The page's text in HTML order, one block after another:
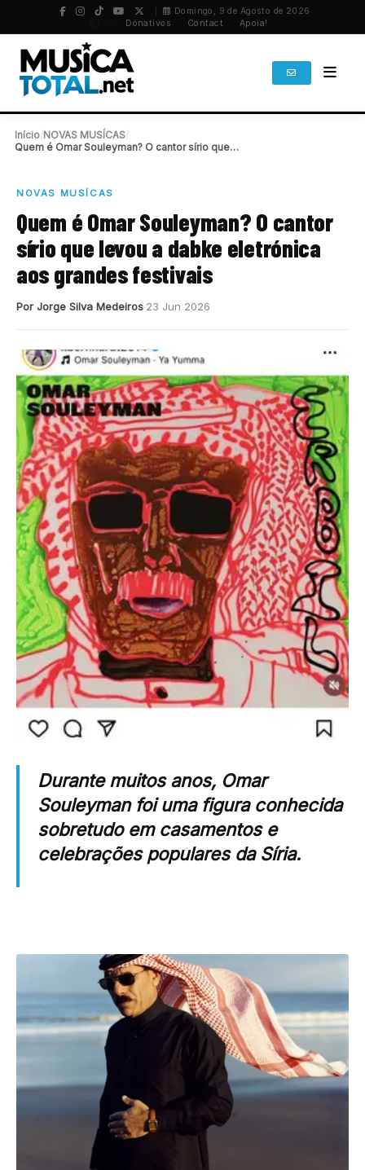
Domingo, 9 de Agosto de 2026
Donativos Contact Apoia!
Início NOVAS MUSÍCAS
Quem é Omar Souleyman? O cantor sírio que…
NOVAS MUSÍCAS
Quem é Omar Souleyman? O cantor
sírio que levou a dabke eletrónica
aos grandes festivais
Por Jorge Silva Medeiros 23 Jun 2026
Durante muitos anos, Omar
Souleyman foi uma figura conhecida
sobretudo em casamentos e
celebrações populares da Síria.